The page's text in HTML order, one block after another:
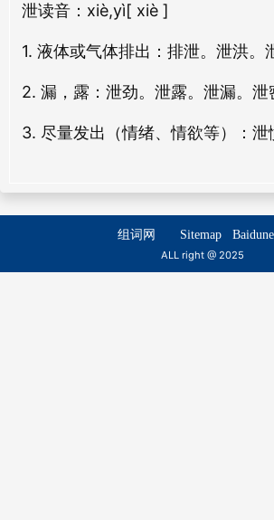
泄读音：xiè,yì[ xiè ]
1. 液体或气体排出：排泄。泄洪。
2. 漏，露：泄劲。泄露。泄漏。泄
3. 尽量发出（情绪、情欲等）：泄
组词网 Sitemap
ALL right @ 2025